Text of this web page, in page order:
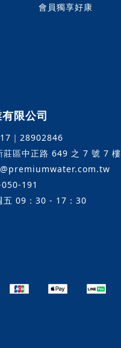
會員獨享好康
限公司
｜28902846
莊區中正路 649 之 7 號 7 樓
191
五 09：30 - 17：30